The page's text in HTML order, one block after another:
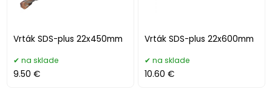
Vrták SDS-plus 22x450mm
na sklade
9.50 €
Vrták SDS-plus 22x600mm
na sklade
10.60 €